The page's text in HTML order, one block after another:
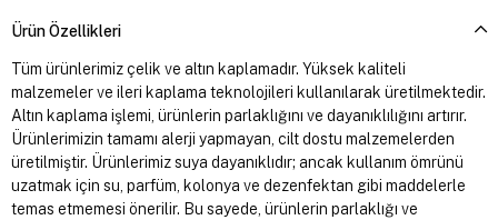
Ürün Özellikleri
Tüm ürünlerimiz çelik ve altın kaplamadır. Yüksek kaliteli
malzemeler ve ileri kaplama teknolojileri kullanılarak üretilmektedir.
Altın kaplama işlemi, ürünlerin parlaklığını ve dayanıklılığını artırır.
Ürünlerimizin tamamı alerji yapmayan, cilt dostu malzemelerden
üretilmiştir. Ürünlerimiz suya dayanıklıdır; ancak kullanım ömrünü
uzatmak için su, parfüm, kolonya ve dezenfektan gibi maddelerle
temas etmemesi önerilir. Bu sayede, ürünlerin parlaklığı ve